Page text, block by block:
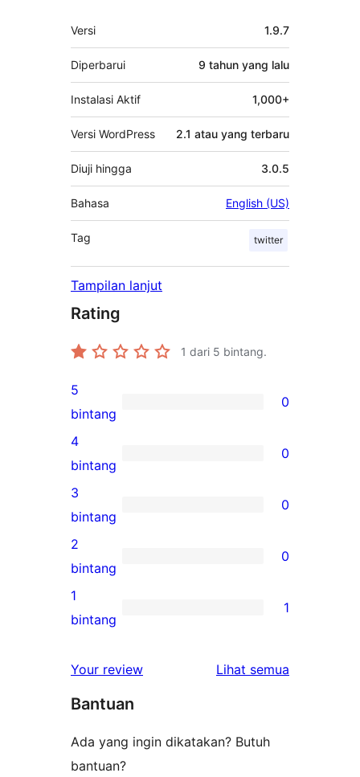
Meta
Versi 1.9.7
Diperbarui 9 tahun yang lalu
Instalasi Aktif 1,000+
Versi WordPress 2.1 atau yang terbaru
Diuji hingga 3.0.5
Bahasa English (US)
Tag twitter
Tampilan lanjut
Rating
1 dari 5 bintang.
0
ulasan
5-
bintang
5
bintang
0
0
ulasan
4-
bintang
4
bintang
0
0
ulasan
3-
bintang
3
bintang
0
0
ulasan
2-
2
bintang
0
1
1-
1
bintang
1
Your review Lihat semua
Bantuan
Ada yang ingin dikatakan? Butuh
bantuan?